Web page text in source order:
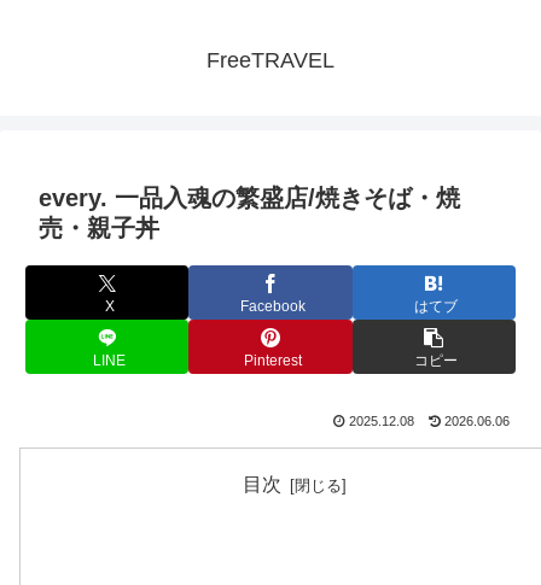
FreeTRAVEL
every. 一品入魂の繁盛店/焼きそば・焼
売・親子丼
X Facebook はてブ
LINE Pinterest コピー
2025.12.08 2026.06.06
目次